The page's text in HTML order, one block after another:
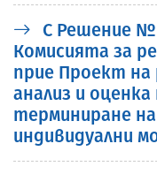
С Решение №
Комисията за
прие Проект на
анализ и оценка
терминиране
индивидуални